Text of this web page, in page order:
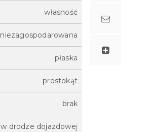
własność
niezagospodarowana
płaska
prostokąt
brak
w drodze dojazdowej